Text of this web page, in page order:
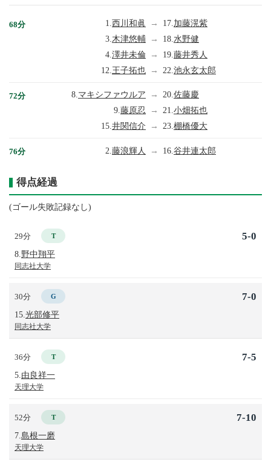
68分 1. 西川和眞 → 17. 加藤滉紫
3. 木津悠輔 → 18. 水野健
4. 澤井未倫 → 19. 藤井秀人
12. 王子拓也 → 22. 池永玄太郎
72分 8. マキシファウルア → 20. 佐藤慶
9. 藤原忍 → 21. 小畑拓也
15. 井関信介 → 23. 棚橋優大
76分 2. 藤浪輝人 → 16. 谷井連太郎
得点経過
(ゴール失敗記録なし)
29分 T
8. 野中翔平
同志社大学
5-0
30分 G
15. 光部修平
同志社大学
7-0
36分 T
5. 由良祥一
天理大学
7-5
52分 T
7. 島根一磨
天理大学
7-10